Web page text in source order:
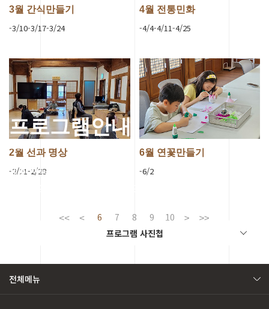
프로그램안내
세종 전통문화체험관의
프로그램 사진첩
3월 간식만들기
-3/10-3/17-3/24
4월 전통민화
-4/4-4/11-4/25
2월 선과 명상
-2/21-2/28
6월 연꽃만들기
-6/2
6 7 8 9 10
전체메뉴